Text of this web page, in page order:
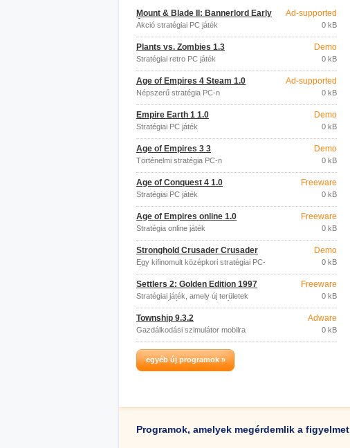
Mount & Blade II: Bannerlord Early
Access
Akció stratégiai PC játék
Ad-supported
0 kB
Plants vs. Zombies 1.3
Stratégiai retro PC játék
Demo
0 kB
Age of Empires 4 Steam 1.0
Népszerű stratégia PC-n
Ad-supported
0 kB
Empire Earth 1 1.0
Stratégiai PC játék
Demo
0 kB
Age of Empires 3 3
Történelmi stratégia PC-n
Demo
0 kB
Age of Conquest 4 1.0
Stratégiai PC játék
Freeware
0 kB
Age of Empires online 1.0
Stratégia online játék
Freeware
0 kB
Stronghold Crusader Crusader
Egy kifinomult középkori stratégiai PC-
játék
Demo
0 kB
Settlers 2: Golden Edition 1997
Stratégiai játék, amely új területek
letelepedésére összpontosít
Freeware
0 kB
Township 9.3.2
Gazdálkodási szimulátor mobilra
Adware
0 kB
egyéb új programok »
Programok, amelyek megérdemlik a figyelmet